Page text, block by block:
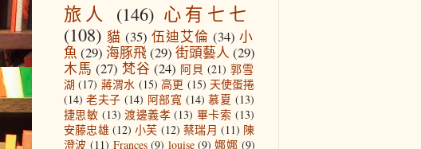
旅人 (146) 心有七七
(108) 貓 (35) 伍迪艾倫 (34) 小
魚 (29) 海豚飛(29) 街頭藝人 (29)
木馬 (27) 梵谷 (24) 阿貝 (21) 郭雪
湖 (17) 蔣渭水 (15) 高更 (15) 天使蛋捲
(14) 老夫子 (14) 阿部寬 (14) 慕夏 (13)
捷思敏 (13) 渡邊義孝 (13) 畢卡索 (13)
安藤忠雄 (12) 小芙 (12) 蔡瑞月 (11) 陳
澄波 (11) Frances (9) louise (9) 娜娜 (9)